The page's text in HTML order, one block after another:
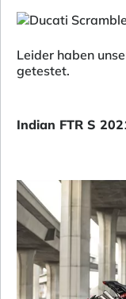
Leider haben
getestet.
Indian FTR S